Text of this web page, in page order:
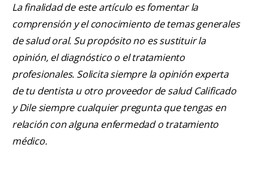
La finalidad de este artículo es fomentar la
comprensión y el conocimiento de temas generales
de salud oral. Su propósito no es sustituir la
opinión, el diagnóstico o el tratamiento
profesionales. Solicita siempre la opinión experta
de tu dentista u otro proveedor de salud Calificado
y Dile siempre cualquier pregunta que tengas en
relación con alguna enfermedad o tratamiento
médico.